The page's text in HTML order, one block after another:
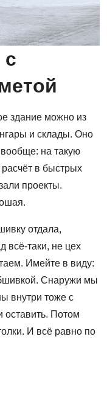
с
здание можно из
и склады. Оно
вообще: на такую
расчёт в быстрых
проекты.
отдала,
всё-таки, не цех
Имейте в виду:
Снаружи мы
внутри тоже с
оставить. Потом
И всё равно по